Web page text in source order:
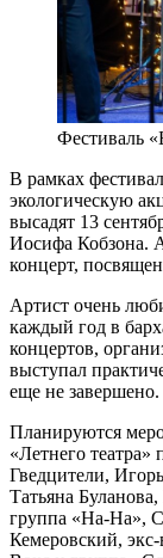
Фестиваль
В рамках
экологическую
высадят 13
Иосифа Кобзона.
концерт,
Артист очень
каждый год в
концертов,
выступал
еще не завершено.
Планируются
«Летнего
Гведцители,
Татьяна
группа «На-На»,
Кемеровский,